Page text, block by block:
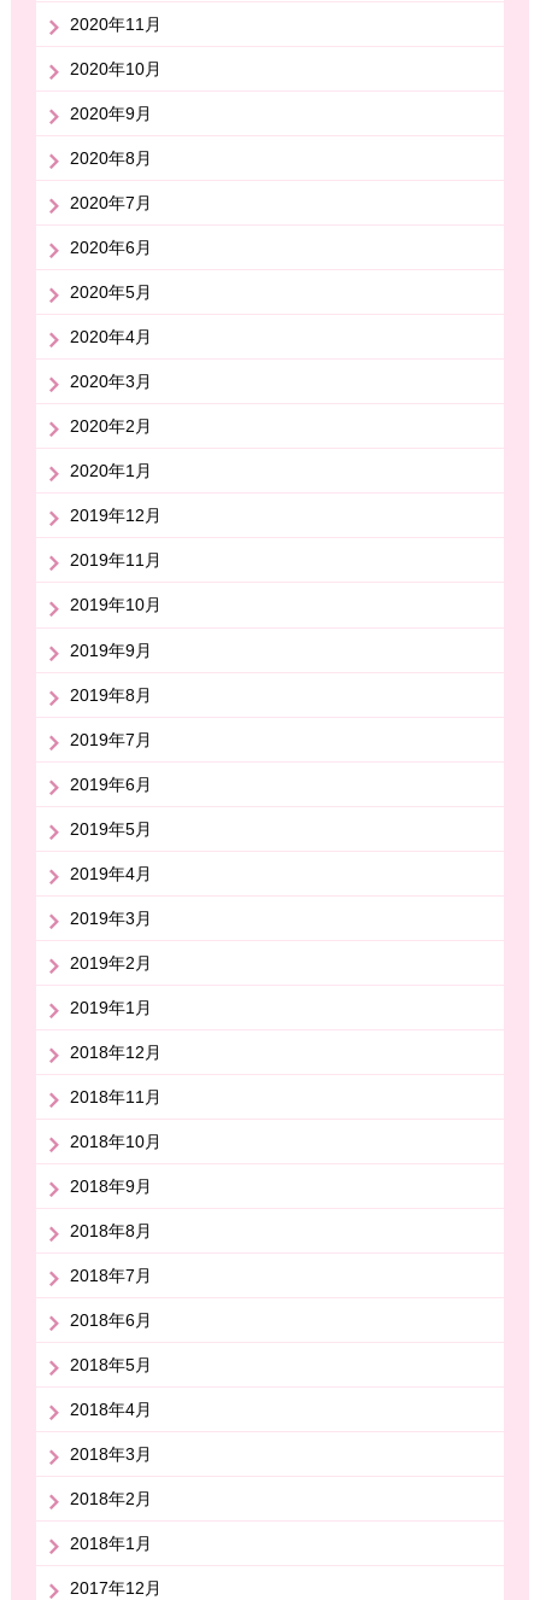
2020年11月
2020年10月
2020年9月
2020年8月
2020年7月
2020年6月
2020年5月
2020年4月
2020年3月
2020年2月
2020年1月
2019年12月
2019年11月
2019年10月
2019年9月
2019年8月
2019年7月
2019年6月
2019年5月
2019年4月
2019年3月
2019年2月
2019年1月
2018年12月
2018年11月
2018年10月
2018年9月
2018年8月
2018年7月
2018年6月
2018年5月
2018年4月
2018年3月
2018年2月
2018年1月
2017年12月